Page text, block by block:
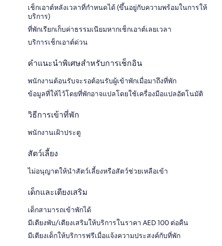
เช็กเอาต์หลังเวลาที่กำหนดได้ (ขึ้นอยู่กับความพร้อมในการให้
บริการ)
ที่พักเรียกเก็บค่าธรรมเนียมหากเช็กเอาต์เลยเวลา
บริการเช็กเอาต์ด่วน
คำแนะนำพิเศษสำหรับการเช็กอิน
พนักงานต้อนรับจะรอต้อนรับผู้เข้าพักเมื่อมาถึงที่พัก
ข้อมูลที่ให้ไว้โดยที่พักอาจแปลโดยใช้เครื่องมือแปลอัตโนมัติ
วิธีการเข้าที่พัก
พนักงานเฝ้าประตู
สัตว์เลี้ยง
ไม่อนุญาตให้นำสัตว์เลี้ยงหรือสัตว์ช่วยเหลือเข้า
เด็กและเตียงเสริม
เด็กสามารถเข้าพักได้
มีเตียงพับ/เตียงเสริมให้บริการในราคา AED 100 ต่อคืน
มีเตียงเด็กให้บริการฟรีเมื่อแจ้งความประสงค์กับที่พัก